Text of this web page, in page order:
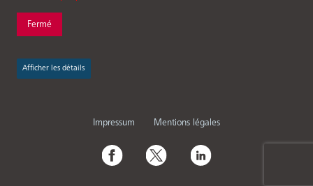
Fermé
Afficher les détails
Social
de
Impressum Mentions légales